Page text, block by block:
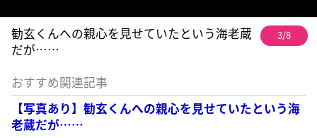
勧玄くんへの親心を見せていたという海老蔵
だが……
3/8
おすすめ関連記事
【写真あり】勧玄くんへの親心を見せていたという海
老蔵だが……